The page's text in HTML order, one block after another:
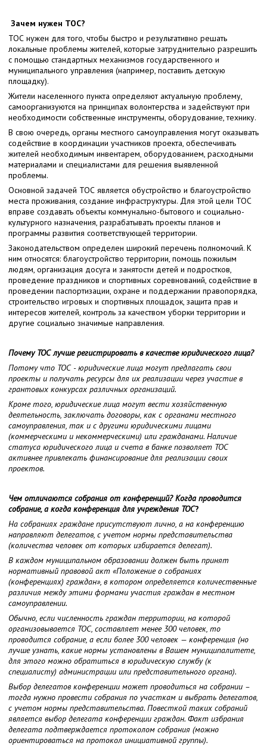
Зачем нужен ТОС?
ТОС нужен для того, чтобы быстро и результативно решать
локальные проблемы жителей, которые затруднительно разрешить
с помощью стандартных механизмов государственного и
муниципального управления (например, поставить детскую
площадку).
Жители населенного пункта определяют актуальную проблему,
самоорганизуются на принципах волонтерства и задействуют при
необходимости собственные инструменты, оборудование, технику.
В свою очередь, органы местного самоуправления могут оказывать
содействие в координации участников проекта, обеспечивать
жителей необходимым инвентарем, оборудованием, расходными
материалами и специалистами для решения выявленной
проблемы.
Основной задачей ТОС является обустройство и благоустройство
места проживания, создание инфраструктуры. Для этой цели ТОС
вправе создавать объекты коммунально-бытового и социально-
культурного назначения, разрабатывать проекты планов и
программы развития соответствующей территории.
Законодательством определен широкий перечень полномочий. К
ним относятся: благоустройство территории, помощь пожилым
людям, организация досуга и занятости детей и подростков,
проведение праздников и спортивных соревнований, содействие в
проведении паспортизации, охране и поддержании правопорядка,
строительство игровых и спортивных площадок, защита прав и
интересов жителей, контроль за качеством уборки территории и
другие социально значимые направления.
Почему ТОС лучше регистрировать в качестве юридического лица?
Потому что ТОС - юридические лица могут предлагать свои
проекты и получать ресурсы для их реализации через участие в
грантовых конкурсах различных организаций.
Кроме того, юридические лица могут вести хозяйственную
деятельность, заключать договоры, как с органами местного
самоуправления, так и с другими юридическими лицами
(коммерческими и некоммерческими) или гражданами. Наличие
статуса юридического лица и счета в банке позволяет ТОС
активнее привлекать финансирование для реализации своих
проектов.
Чем отличаются собрания от конференций? Когда проводится
собрание, а когда конференция для учреждения ТОС?
На собраниях граждане присутствуют лично, а на конференцию
направляют делегатов, с учетом нормы представительства
(количества человек от которых избирается делегат).
В каждом муниципальном образовании должен быть принят
нормативный правовой акт «Положение о собраниях
(конференциях) граждан», в котором определяется количественные
различия между этими формами участия граждан в местном
самоуправлении.
Обычно, если численность граждан территории, на которой
организовывается ТОС, составляет менее 300 человек, то
проводится собрание, а если более 300 человек — конференция (но
лучше узнать, какие нормы установлены в Вашем муниципалитете,
для этого можно обратиться в юридическую службу (к
специалисту) администрации или представительного органа).
Выбор делегатов конференции может проводиться на собрании –
тогда нужно провести собрания по участкам и выбрать делегатов,
с учетом нормы представительства. Повесткой таких собраний
является выбор делегата конференции граждан. Факт избрания
делегата подтверждается протоколом собрания (можно
ориентироваться на протокол инициативной группы).